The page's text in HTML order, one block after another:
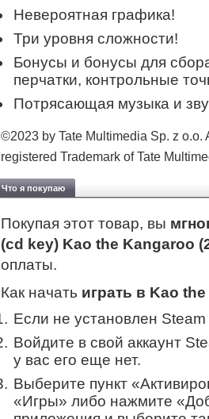
Невероятная графика!
Три уровня сложности!
Бонусы и бонусы для
перчатки, контрольные
Потрясающая музыка и
©2023 by Tate Multimedia Sp. z
registered Trademark of Tate
Что я покупаю
Покупая этот товар, вы
(cd key) Kao the Kangaroo
оплаты.
Как начать играть в Kao
Если не установлен
Войдите в свой аккаунт
у вас его еще нет.
Выберите пункт
«Игры» либо нажмите